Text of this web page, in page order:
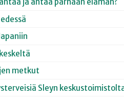
metkut
Sleyn